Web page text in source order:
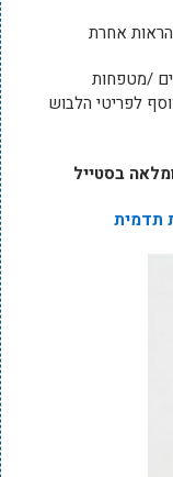
אחרת
/מטפחות
לפריטי הלבוש
בסטייל
תדמית